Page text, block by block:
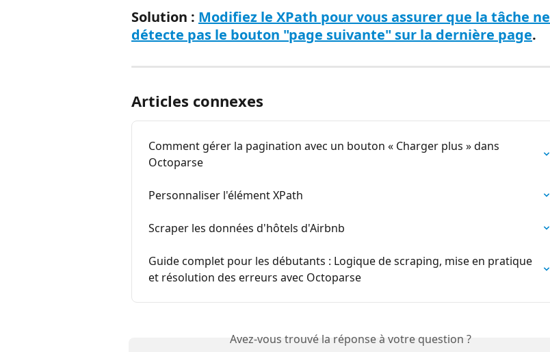
Solution : Modifiez le XPath pour vous assurer que la tâche ne
détecte pas le bouton "page suivante" sur la dernière page.
Articles connexes
Comment gérer la pagination avec un bouton « Charger plus » dans
Octoparse
Personnaliser l'élément XPath
Scraper les données d'hôtels d'Airbnb
Guide complet pour les débutants : Logique de scraping, mise en pratique
et résolution des erreurs avec Octoparse
Avez-vous trouvé la réponse à votre question ?